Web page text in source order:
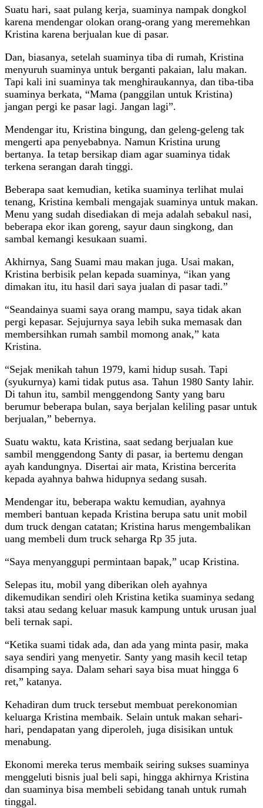
Suatu hari, saat pulang kerja, suaminya nampak dongkol
karena mendengar olokan orang-orang yang meremehkan
Kristina karena berjualan kue di pasar.
Dan, biasanya, setelah suaminya tiba di rumah, Kristina
menyuruh suaminya untuk berganti pakaian, lalu makan.
Tapi kali ini suaminya tak menghiraukannya, dan tiba-tiba
suaminya berkata, “Mama (panggilan untuk Kristina)
jangan pergi ke pasar lagi. Jangan lagi”.
Mendengar itu, Kristina bingung, dan geleng-geleng tak
mengerti apa penyebabnya. Namun Kristina urung
bertanya. Ia tetap bersikap diam agar suaminya tidak
terkena serangan darah tinggi.
Beberapa saat kemudian, ketika suaminya terlihat mulai
tenang, Kristina kembali mengajak suaminya untuk makan.
Menu yang sudah disediakan di meja adalah sebakul nasi,
beberapa ekor ikan goreng, sayur daun singkong, dan
sambal kemangi kesukaan suami.
Akhirnya, Sang Suami mau makan juga. Usai makan,
Kristina berbisik pelan kepada suaminya, “ikan yang
dimakan itu, itu hasil dari saya jualan di pasar tadi.”
“Seandainya suami saya orang mampu, saya tidak akan
pergi kepasar. Sejujurnya saya lebih suka memasak dan
membersihkan rumah sambil momong anak,” kata
Kristina.
“Sejak menikah tahun 1979, kami hidup susah. Tapi
(syukurnya) kami tidak putus asa. Tahun 1980 Santy lahir.
Di tahun itu, sambil menggendong Santy yang baru
berumur beberapa bulan, saya berjalan keliling pasar untuk
berjualan,” bebernya.
Suatu waktu, kata Kristina, saat sedang berjualan kue
sambil menggendong Santy di pasar, ia bertemu dengan
ayah kandungnya. Disertai air mata, Kristina bercerita
kepada ayahnya bahwa hidupnya sedang susah.
Mendengar itu, beberapa waktu kemudian, ayahnya
memberi bantuan kepada Kristina berupa satu unit mobil
dum truck dengan catatan; Kristina harus mengembalikan
uang membeli dum truck seharga Rp 35 juta.
“Saya menyanggupi permintaan bapak,” ucap Kristina.
Selepas itu, mobil yang diberikan oleh ayahnya
dikemudikan sendiri oleh Kristina ketika suaminya sedang
taksi atau sedang keluar masuk kampung untuk urusan jual
beli ternak sapi.
“Ketika suami tidak ada, dan ada yang minta pasir, maka
saya sendiri yang menyetir. Santy yang masih kecil tetap
disamping saya. Dalam sehari saya bisa muat hingga 6
ret,” katanya.
Kehadiran dum truck tersebut membuat perekonomian
keluarga Kristina membaik. Selain untuk makan sehari-
hari, pendapatan yang diperoleh, juga disisikan untuk
menabung.
Ekonomi mereka terus membaik seiring sukses suaminya
menggeluti bisnis jual beli sapi, hingga akhirnya Kristina
dan suaminya bisa membeli sebidang tanah untuk rumah
tinggal.